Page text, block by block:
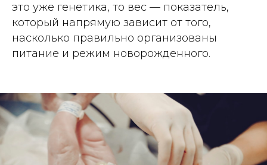
это уже генетика, то вес — показатель,
который напрямую зависит от того,
насколько правильно организованы
питание и режим новорожденного.